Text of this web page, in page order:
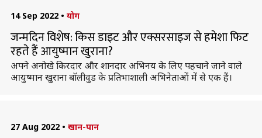
14 Sep 2022 • योग
जन्मदिन विशेष: किस डाइट और एक्सरसाइज से हमेशा फिट
रहते हैं आयुष्मान खुराना?
अपने अनोखे किरदार और शानदार अभिनय के लिए पहचाने जाने वाले
आयुष्मान खुराना बॉलीवुड के प्रतिभाशाली अभिनेताओं में से एक हैं।
27 Aug 2022 • खान-पान